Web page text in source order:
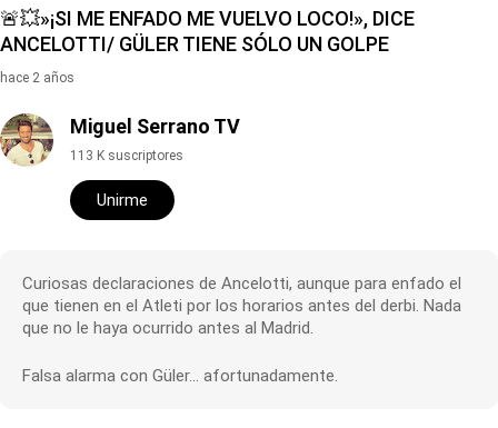
🚨💥»¡SI ME ENFADO ME VUELVO LOCO!», DICE
ANCELOTTI/ GÜLER TIENE SÓLO UN GOLPE
hace 2 años
Miguel Serrano TV
113 K suscriptores
Unirme
Curiosas declaraciones de Ancelotti, aunque para enfado el
que tienen en el Atleti por los horarios antes del derbi. Nada
que no le haya ocurrido antes al Madrid.
Falsa alarma con Güler… afortunadamente.